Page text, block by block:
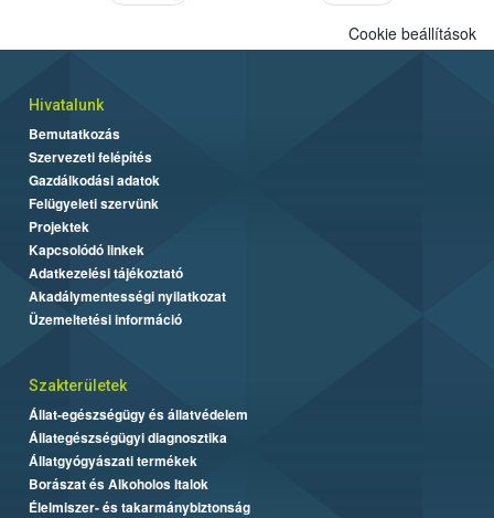
Cookie beállítások
Hivatalunk
Bemutatkozás
Szervezeti felépítés
Gazdálkodási adatok
Felügyeleti szervünk
Projektek
Kapcsolódó linkek
Adatkezelési tájékoztató
Akadálymentességi nyilatkozat
Üzemeltetési információ
Szakterületek
Állat-egészségügy és állatvédelem
Állategészségügyi diagnosztika
Állatgyógyászati termékek
Borászat és Alkoholos Italok
Élelmiszer- és takarmánybiztonság